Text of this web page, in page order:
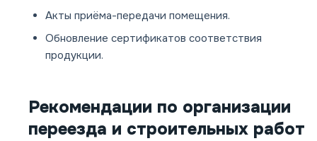
Акты приёма-передачи помещения.
Обновление сертификатов соответствия
продукции.
Рекомендации по организации
переезда и строительных работ